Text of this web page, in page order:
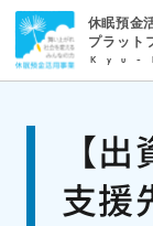
休眠預金
プラット
【
支援